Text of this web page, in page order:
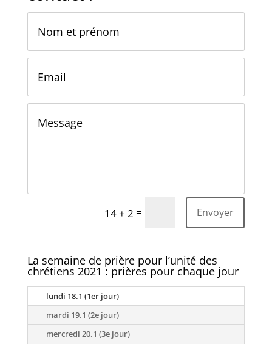
14 + 2 = Envoyer
La semaine de prière pour l’unité des
chrétiens 2021 : prières pour chaque jour
lundi 18.1 (1er jour)
mardi 19.1 (2e jour)
mercredi 20.1 (3e jour)